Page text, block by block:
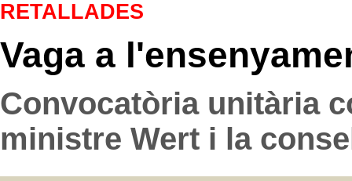
RETALLADES
Vaga a
Convocatòria unitària
ministre Wert i la